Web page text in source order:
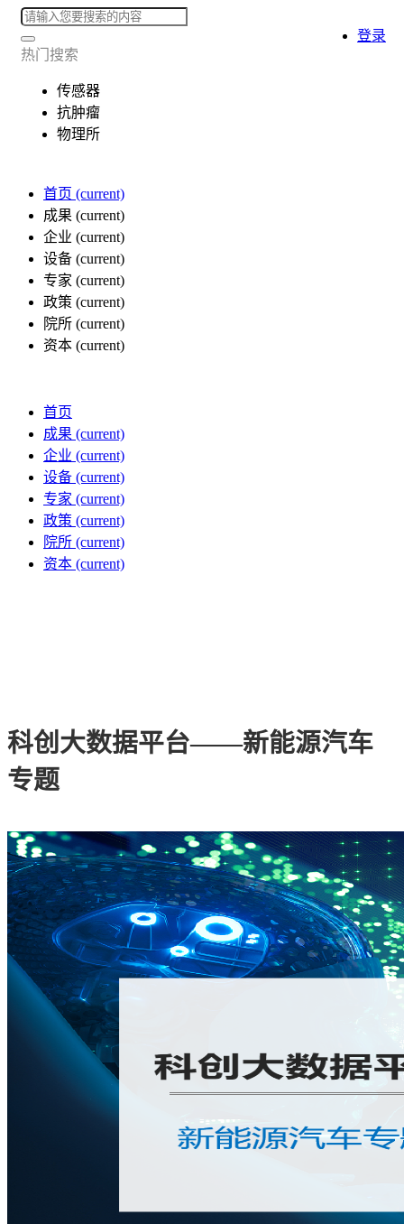
热门搜索
传感器
抗肿瘤
物理所
首页 (current)
成果 (current)
企业 (current)
设备 (current)
专家 (current)
政策 (current)
院所 (current)
资本 (current)
登录
首页
成果 (current)
企业 (current)
设备 (current)
专家 (current)
政策 (current)
院所 (current)
资本 (current)
科创大数据平台——新能源汽车
专题